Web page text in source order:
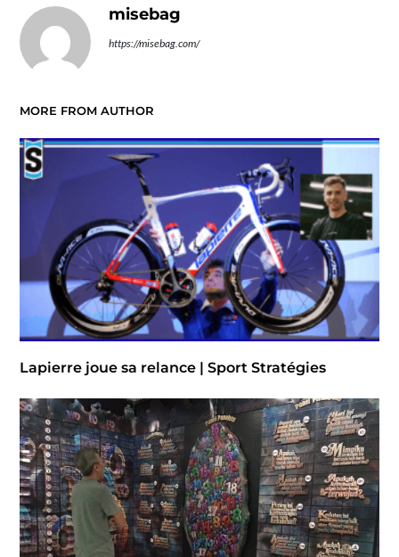
misebag
https://misebag.com/
MORE FROM AUTHOR
Lapierre joue sa relance | Sport Stratégies